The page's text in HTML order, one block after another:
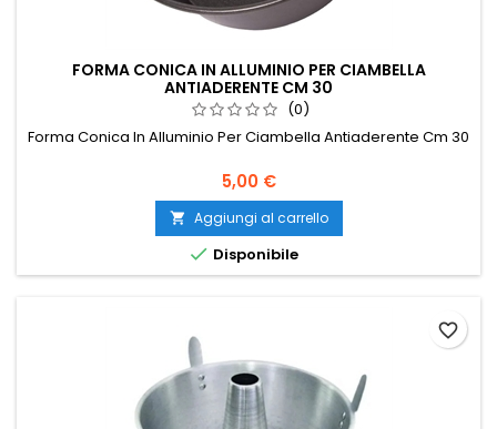
FORMA CONICA IN ALLUMINIO PER CIAMBELLA
ANTIADERENTE CM 30
(0)
Forma Conica In Alluminio Per Ciambella Antiaderente Cm 30
Prezzo
5,00 €
 Aggiungi al carrello
 Disponibile
favorite_border